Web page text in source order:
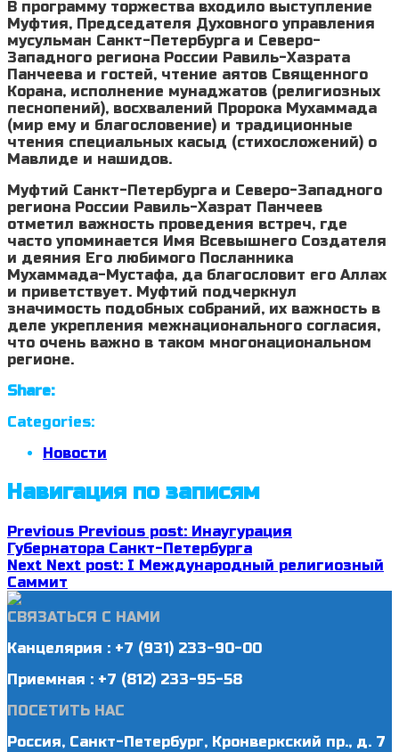
В программу торжества входило выступление
Муфтия, Председателя Духовного управления
мусульман Санкт-Петербурга и Северо-
Западного региона России Равиль-Хазрата
Панчеева и гостей, чтение аятов Священного
Корана, исполнение мунаджатов (религиозных
песнопений), восхвалений Пророка Мухаммада
(мир ему и благословение) и традиционные
чтения специальных касыд (стихосложений) о
Мавлиде и нашидов.
Муфтий Санкт-Петербурга и Северо-Западного
региона России Равиль-Хазрат Панчеев
отметил важность проведения встреч, где
часто упоминается Имя Всевышнего Создателя
и деяния Его любимого Посланника
Мухаммада-Мустафа, да благословит его Аллах
и приветствует. Муфтий подчеркнул
значимость подобных собраний, их важность в
деле укрепления межнационального согласия,
что очень важно в таком многонациональном
регионе.
Share:
Categories:
Новости
Навигация по записям
Previous Previous post: Инаугурация
Губернатора Санкт-Петербурга
Next Next post: I Международный религиозный
Саммит
СВЯЗАТЬСЯ С НАМИ
Канцелярия : +7 (931) 233-90-00
Приемная : +7 (812) 233-95-58
ПОСЕТИТЬ НАС
Россия, Санкт-Петербург, Кронверкский пр., д. 7